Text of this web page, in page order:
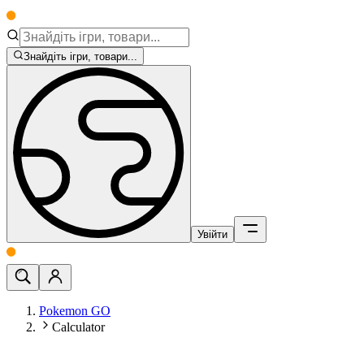
Знайдіть ігри, товари...
Увійти
Pokemon GO
Calculator